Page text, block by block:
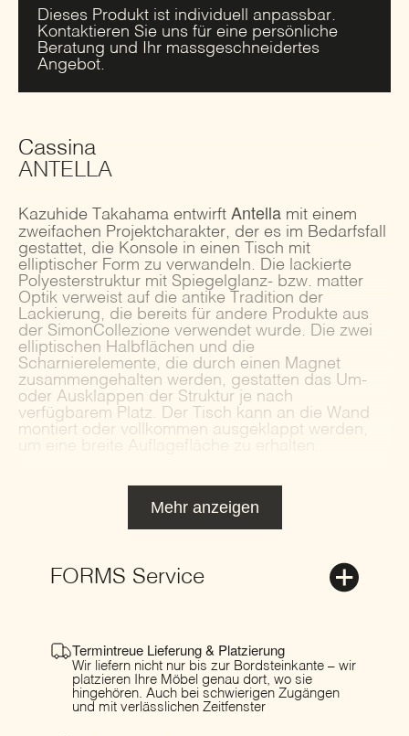
Dieses Produkt ist individuell anpassbar.
Kontaktieren Sie uns für eine persönliche
Beratung und Ihr massgeschneidertes
Angebot.
Cassina
ANTELLA
Kazuhide Takahama entwirft Antella mit einem
zweifachen Projektcharakter, der es im Bedarfsfall
gestattet, die Konsole in einen Tisch mit
elliptischer Form zu verwandeln. Die lackierte
Polyesterstruktur mit Spiegelglanz- bzw. matter
Optik verweist auf die antike Tradition der
Lackierung, die bereits für andere Produkte aus
der SimonCollezione verwendet wurde. Die zwei
elliptischen Halbflächen und die
Scharnierelemente, die durch einen Magnet
zusammengehalten werden, gestatten das Um-
oder Ausklappen der Struktur je nach
verfügbarem Platz. Der Tisch kann an die Wand
montiert oder vollkommen ausgeklappt werden,
Mehr anzeigen
FORMS Service
Termintreue Lieferung & Platzierung
Wir liefern nicht nur bis zur Bordsteinkante – wir
platzieren Ihre Möbel genau dort, wo sie
hingehören. Auch bei schwierigen Zugängen
und mit verlässlichen Zeitfenster